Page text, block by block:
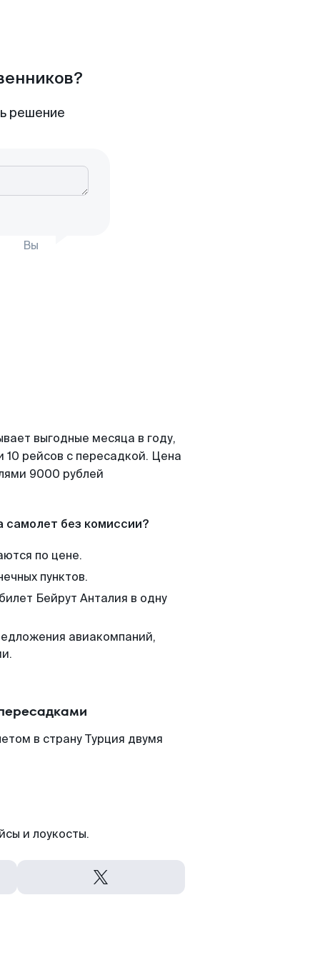
решение
Вы
выгодные месяца в году,
рейсов с пересадкой. Цена
9000 рублей
самолет без комиссии?
по цене.
пунктов.
Бейрут Анталия в одну
авиакомпаний,
в страну Турция двумя
и лоукосты.